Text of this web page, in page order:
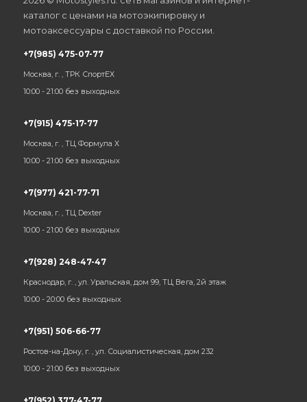
каталог с ценами на мотоэкипировку и
мотоаксессуары с доставкой по России.
+7(985) 475-07-77
Москва, г. , ТРК СпортЕХ
10:00 - 21:00 без выходных
+7(915) 475-17-77
Москва, г. , ТЦ Формула Х
10:00 - 21:00 без выходных
+7(977) 421-77-71
Москва, г. , ТЦ Dexter
10:00 - 21:00 без выходных
+7(928) 248-47-47
Краснодар, г. , ул. Уральская, дом 99, ТЦ Вега, 2й этаж
10:00 - 20:00 без выходных
+7(951) 506-66-77
Ростов-на-Дону, г. , ул. Социалистическая, дом 232
10:00 - 21:00 без выходных